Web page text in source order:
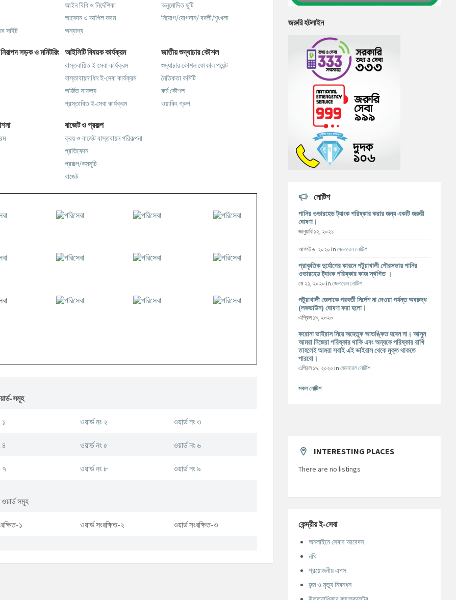
সাইট
আইন বিধি ও নির্দেশিকা
আবেদন ও আপিল ফরম
অন্যান্য
অনুমোদিত ছুটি
নিয়োগ/যোগদান/ বদলী/শৃংখলা
সড়ক ও মনিটরিং আইসিটি বিষয়ক কার্যক্রম
বাস্তবায়িত ই-সেবা কার্যক্রম
বাস্তাবায়নাধিন ই-সেবা কার্যক্রম
অর্জিত সাফল্য
প্রস্তাবিত ই-সেবা কার্যক্রম
জাতীয় শুদ্ধাচার কৌশল
শুদ্ধাচার কৌশল ফোকাল পয়েন্ট
নৈতিকতা কমিটি
কর্ম কৌশল
ওয়াকিং গ্রুপ
বাজেট ও প্রকল্প
ক্রয় ও বাজেট বাস্তবায়ন পরিকল্পনা
প্রতিবেদন
প্রকল্প/কমসূচি
বাজেট
সমূহ
১ ওয়ার্ড নং ২ ওয়ার্ড নং ৩
৪ ওয়ার্ড নং ৫ ওয়ার্ড নং ৬
৭ ওয়ার্ড নং ৮ ওয়ার্ড নং ৯
ওয়ার্ড সমূহ
১ ওয়ার্ড সংরক্ষিত-২ ওয়ার্ড সংরক্ষিত-৩
জরুরি হটলাইন
নোটিশ
পানির ওভারহেড ট্যাংক পরিষ্কার করার জন্য একটি জরুরী
ঘোষণা।
জানুয়ারি ১২, ২০২১
আগস্ট ৬, ২০২০ inজেনারেল নোটিশ
প্রাকৃতিক দুর্যোগের কারনে পটুয়াখালী পৌরসভায় পানির
ওভারহেড ট্যাংক পরিষ্কার কাজ স্থগিত ।
মে ২১, ২০২০ inজেনারেল নোটিশ
পটুয়াখালী জেলাকে পরবর্তী নির্দেশ না দেওয়া পর্যন্ত অবরুদ্ধ
(লকডাউন) ঘোষণা করা হলো।
এপ্রিল ১৯, ২০২০
করোনা ভাইরাস নিয়ে অহেতুক আতঙ্কিত হবেন না। আসুন
আমরা নিজেরা পরিষ্কার থাকি এবং অন্যকে পরিষ্কার রাখি
তাহলেই আমরা সবাই এই ভাইরাস থেকে মুক্ত থাকতে
পারবো।
এপ্রিল ১৯, ২০২০ inজেনারেল নোটিশ
সকল নোটিশ
INTERESTING PLACES
There are no listings
কেন্দ্রীয় ই-সেবা
অনলাইনে সেবার আবেদন
নথি
প্রয়োজনীয় এপস
জন্ম ও মৃত্যু নিবন্ধন